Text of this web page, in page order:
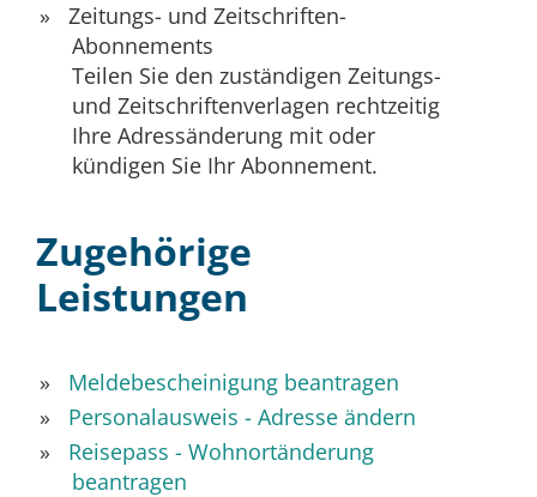
Zeitungs- und Zeitschriften-
Abonnements
Teilen Sie den zuständigen Zeitungs-
und Zeitschriftenverlagen rechtzeitig
Ihre Adressänderung mit oder
kündigen Sie Ihr Abonnement.
Zugehörige
Leistungen
Meldebescheinigung beantragen
Personalausweis - Adresse ändern
Reisepass - Wohnortänderung
beantragen